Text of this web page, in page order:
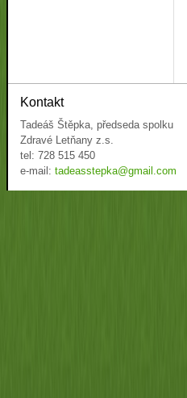
Kontakt
Tadeáš Štěpka, předseda spolku
Zdravé Letňany z.s.
tel: 728 515 450
e-mail: tadeasstepka@gmail.com